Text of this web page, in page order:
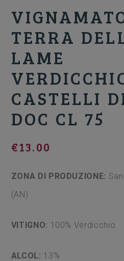
TERRA
LAME
CASTELLI
DOC CL 75
€13.00
ZONA DI PRODUZIONE:
(AN)
VITIGNO: 100% Verdicchio
ALCOL: 13%